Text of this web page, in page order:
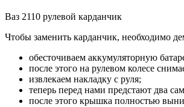
Ваз 2110 рулевой карданчик
Чтобы заменить карданчик, необходимо
обесточиваем аккумуляторную
после этого на рулевом колесе
извлекаем накладку с руля;
теперь перед нами предстают два
после этого крышка полностью